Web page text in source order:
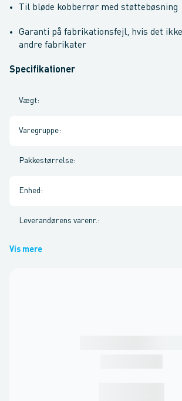
Til bløde kobberrør med støttebøsning
Garanti på fabrikationsfejl, hvis det
andre fabrikater
Specifikationer
Vægt:
Varegruppe:
Pakkestørrelse:
Enhed :
Leverandørens varenr. :
Vis mere